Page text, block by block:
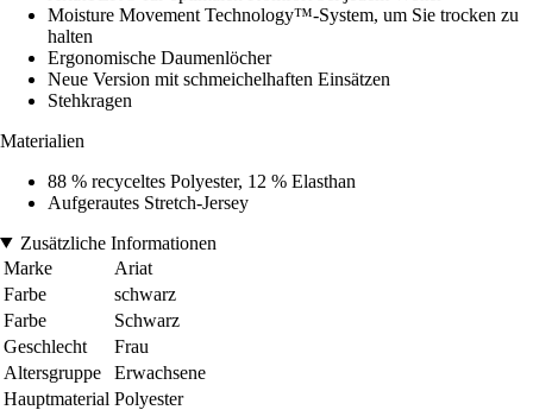
Moisture Movement Technology™-System, um Sie trocken zu
halten
Ergonomische Daumenlöcher
Neue Version mit schmeichelhaften Einsätzen
Stehkragen
Materialien
88 % recyceltes Polyester, 12 % Elasthan
Aufgerautes Stretch-Jersey
Zusätzliche Informationen
Marke
Ariat
Farbe
schwarz
Farbe
Schwarz
Geschlecht
Frau
Altersgruppe
Erwachsene
Hauptmaterial Polyester